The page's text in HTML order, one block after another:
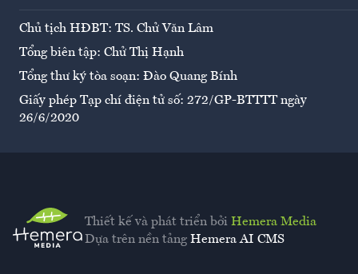
Chủ tịch HĐBT: TS. Chử Văn Lâm
Tổng biên tập: Chử Thị Hạnh
Tổng thư ký tòa soạn: Đào Quang Bính
Giấy phép Tạp chí điện tử số: 272/GP-BTTTT ngày
26/6/2020
Thiết kế và phát triển bởi Hemera Media
Dựa trên nền tảng Hemera AI CMS